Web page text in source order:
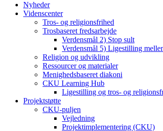
Nyheder
Videnscenter
Tros- og religionsfrihed
Trosbaseret fredsarbejde
Verdensmål 2) Stop sult
Verdensmål 5) Ligestilling
Religion og udvikling
Ressourcer og materialer
Menighedsbaseret diakoni
CKU Learning Hub
Ligestilling og tros- og
Projektstøtte
CKU-puljen
Vejledning
Projektimplementering (CKU)